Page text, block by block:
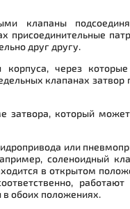
клапаны
присоединительные
друг другу.
через
клапанах
затвора, который
или
соленоидный
в открытом
работают
обоих положениях.